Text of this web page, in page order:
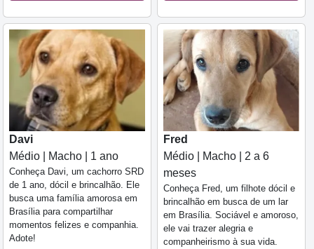
Davi
Médio | Macho | 1 ano
Conheça Davi, um cachorro SRD
de 1 ano, dócil e brincalhão. Ele
busca uma família amorosa em
Brasília para compartilhar
momentos felizes e companhia.
Adote!
Fred
Médio | Macho | 2 a 6
meses
Conheça Fred, um filhote dócil e
brincalhão em busca de um lar
em Brasília. Sociável e amoroso,
ele vai trazer alegria e
companheirismo à sua vida.